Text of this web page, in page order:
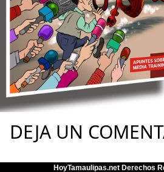
DEJA UN
HoyTamaulipas.net Derechos